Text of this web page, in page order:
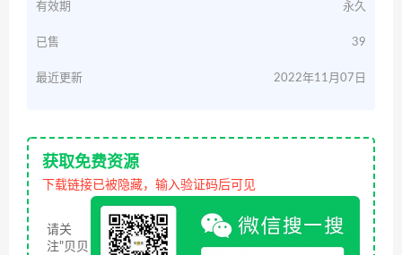
有效期 永久
已售 39
最近更新 2022年11月07日
获取免费资源
下载链接已被隐藏，输入验证码后可见
请关
注"贝贝